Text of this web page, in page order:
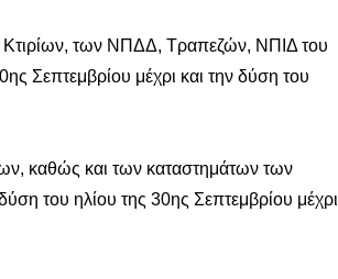
Κτιρίων, των ΝΠΔΔ, Τραπεζών, ΝΠΙΔ του
Σεπτεμβρίου μέχρι και την δύση του
καθώς και των καταστημάτων των
του ηλίου της 30ης Σεπτεμβρίου μέχρι